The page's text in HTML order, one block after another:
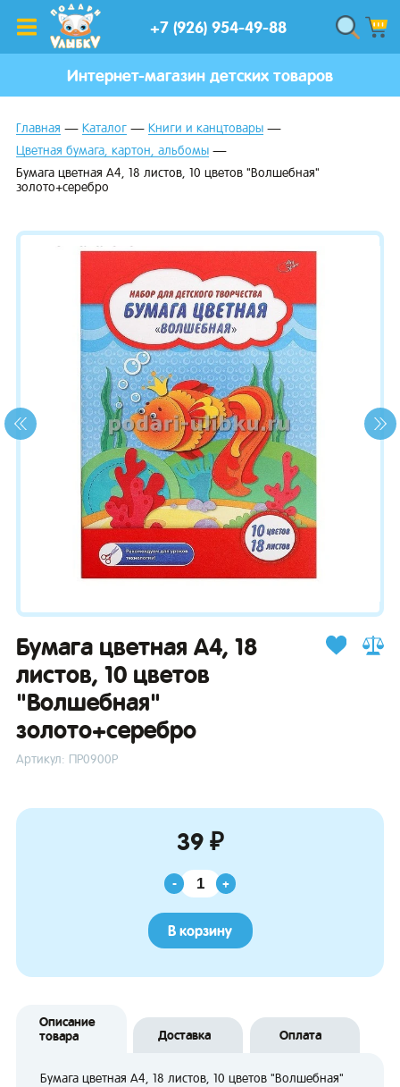
+7 (926) 954-49-88
Интернет-магазин детских товаров
Главная Каталог
Книги и канцтовары
Цветная бумага, картон, альбомы
Бумага цветная А4, 18 листов, 10 цветов "Волшебная"
золото+серебро
Бумага цветная А4, 18
листов, 10 цветов
"Волшебная"
золото+серебро
Артикул: ПР0900Р
39 ₽
- +
В корзину
Описание
товара
Доставка Оплата
Бумага цветная А4, 18 листов, 10 цветов "Волшебная"